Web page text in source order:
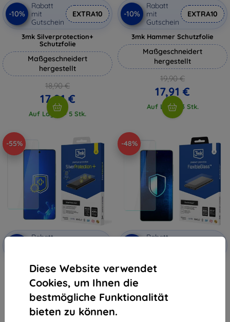
Diese Website verwendet
Cookies, um Ihnen die
bestmögliche Funktionalität
bieten zu können.
-10%
Rabatt
mit
Gutschein
EXTRA10
3mk Silverprotection+
Schutzfolie
Maßgeschneidert
hergestellt
18,90 €
17,01 €
Auf Lager > 5 Stk.
-10%
Rabatt
mit
Gutschein
EXTRA10
3mk Hammer Schutzfolie
Maßgeschneidert
hergestellt
19,90 €
17,91 €
Auf Lager 3 Stk.
-55%
Rabatt
3MK SilverProtect+ Vivo X100s
nass aufgetragene
antimikrobielle Folie
15,90 €
7,12 €
-48%
Rabatt
3MK FlexibleGlass Vivo X100s
Hybridglas
6,21 €